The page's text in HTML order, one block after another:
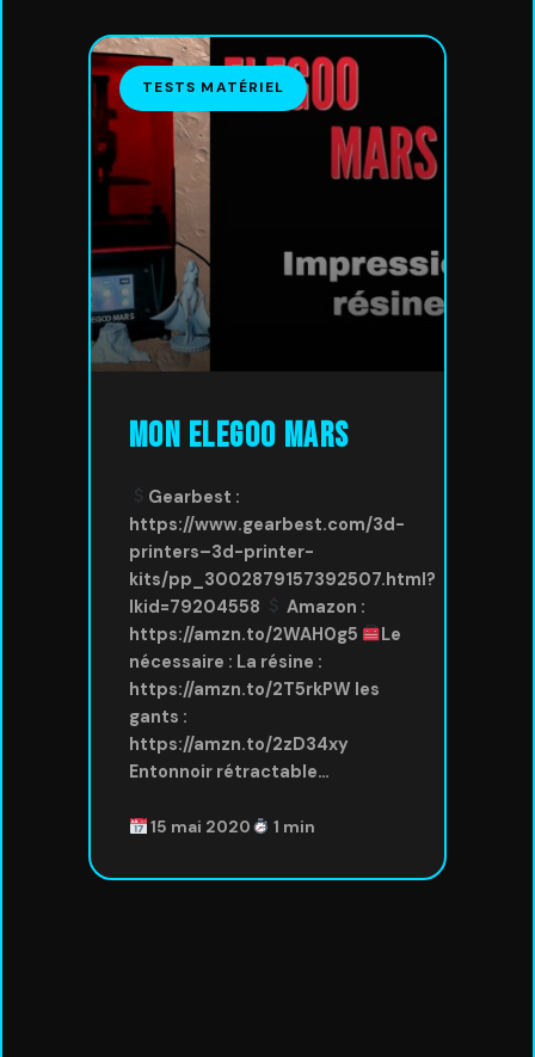
TESTS MATÉRIEL
Mon Elegoo Mars
Gearbest :
https://www.gearbest.com/3d-
printers–3d-printer-
kits/pp_3002879157392507.html?
lkid=79204558
Amazon :
https://amzn.to/2WAH0g5
Le
nécessaire : La résine :
https://amzn.to/2T5rkPW les
gants :
https://amzn.to/2zD34xy
Entonnoir rétractable…
15 mai 2020 1 min